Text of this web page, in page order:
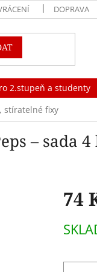
DOPRAVA
2.stupeň a studenty
stíratelné fixy
– sada
74
cena: